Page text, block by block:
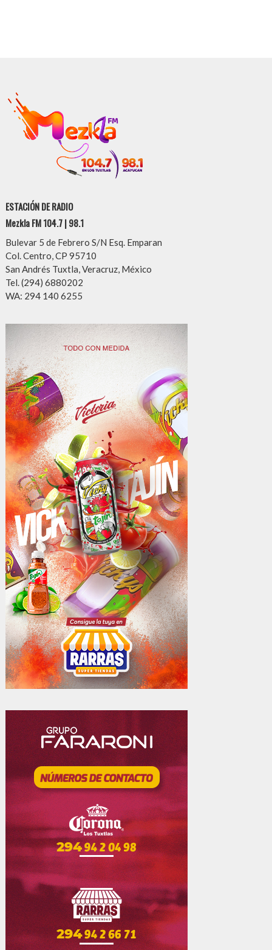
ESTACIÓN DE RADIO
Mezkla FM 104.7 | 98.1
Bulevar 5 de Febrero S/N Esq. Emparan
Col. Centro, CP 95710
San Andrés Tuxtla, Veracruz, México
Tel. (294) 6880202
WA: 294 140 6255